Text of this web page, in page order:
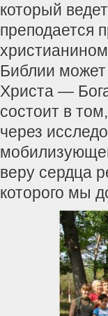
который
преподается
Библии
Христа —
состоит в
через
веру сердца
которого мы